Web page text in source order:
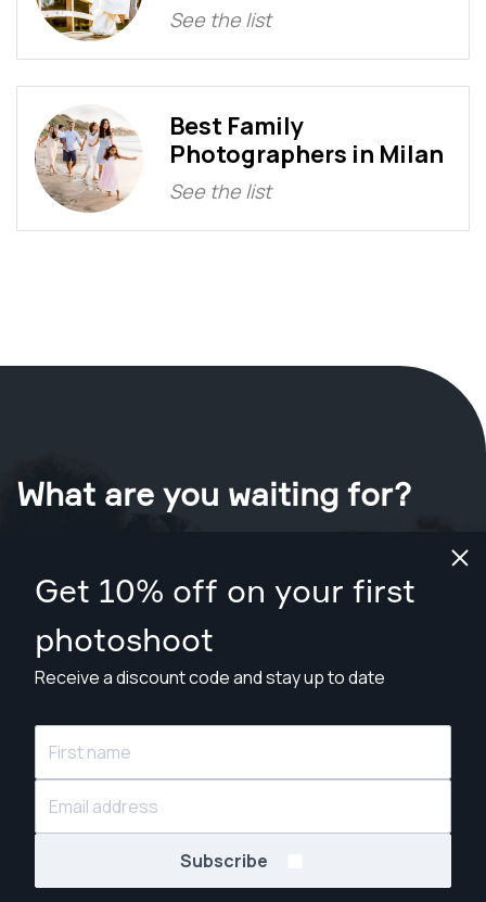
Get 10% off on your first
photoshoot
Receive a discount code and stay up to date
Subscribe
See the list
Best Family
Photographers in Milan
See the list
What are you waiting for?
© Snappr Inc. 2026, all rights reserved.